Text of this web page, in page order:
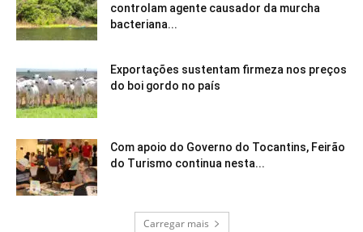
controlam agente causador da murcha
bacteriana...
Exportações sustentam firmeza nos preços
do boi gordo no país
Com apoio do Governo do Tocantins, Feirão
do Turismo continua nesta...
Carregar mais